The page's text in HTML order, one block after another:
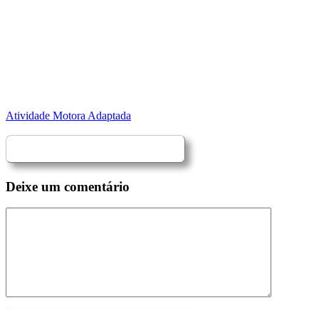
Atividade Motora Adaptada
Deixe um comentário